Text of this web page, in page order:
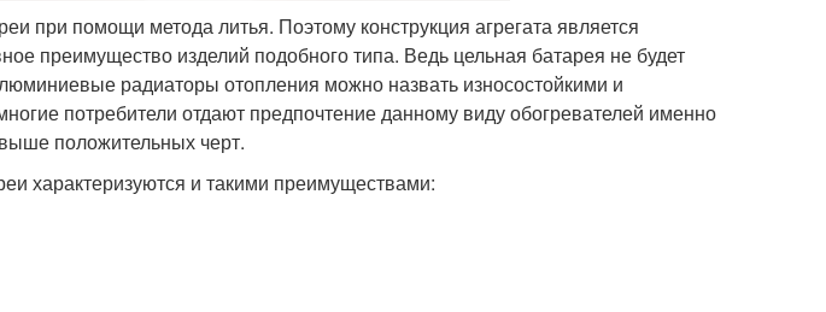
при помощи метода литья. Поэтому конструкция агрегата является
преимущество изделий подобного типа. Ведь цельная батарея не будет
радиаторы отопления можно назвать износостойкими и
потребители отдают предпочтение данному виду обогревателей именно
положительных черт.
характеризуются и такими преимуществами: